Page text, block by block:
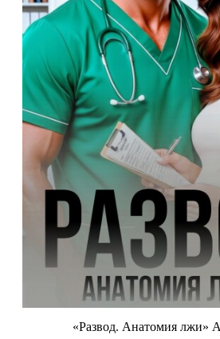
«Развод. Анатомия лжи»